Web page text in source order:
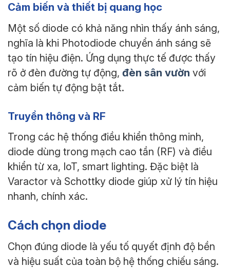
Cảm biến và thiết bị quang học
Một số diode có khả năng nhìn thấy ánh sáng,
nghĩa là khi Photodiode chuyển ánh sáng sẽ
tạo tín hiệu điện. Ứng dụng thực tế được thấy
rõ ở đèn đường tự động, đèn sân vườn với
cảm biến tự động bật tắt.
Truyền thông và RF
Trong các hệ thống điều khiển thông minh,
diode dùng trong mạch cao tần (RF) và điều
khiển từ xa, IoT, smart lighting. Đặc biệt là
Varactor và Schottky diode giúp xử lý tín hiệu
nhanh, chính xác.
Cách chọn diode
Chọn đúng diode là yếu tố quyết định độ bền
và hiệu suất của toàn bộ hệ thống chiếu sáng.